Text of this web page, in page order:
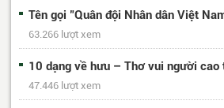
Tên gọi "Quân đội Nhân dân Việt
63.266 lượt xem
10 dạng về hưu – Thơ vui người cao
47.446 lượt xem